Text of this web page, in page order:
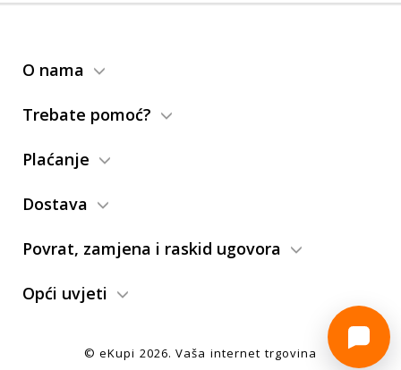
O nama
Trebate pomoć?
Plaćanje
Dostava
Povrat, zamjena i raskid ugovora
Opći uvjeti
© eKupi 2026. Vaša internet trgovina